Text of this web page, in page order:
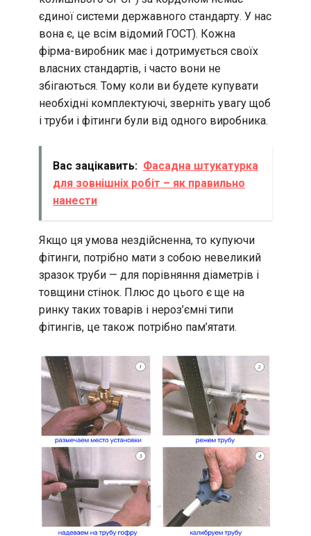
єдиної системи державного стандарту. У нас
вона є, це всім відомий ГОСТ). Кожна
фірма-виробник має і дотримується своїх
власних стандартів, і часто вони не
збігаються. Тому коли ви будете купувати
необхідні комплектуючі, зверніть увагу щоб
і труби і фітинги були від одного виробника.
Вас зацікавить: Фасадна штукатурка
для зовнішніх робіт – як правильно
нанести
Якщо ця умова нездійсненна, то купуючи
фітинги, потрібно мати з собою невеликий
зразок труби — для порівняння діаметрів і
товщини стінок. Плюс до цього є ще на
ринку таких товарів і нероз’ємні типи
фітингів, це також потрібно пам’ятати.